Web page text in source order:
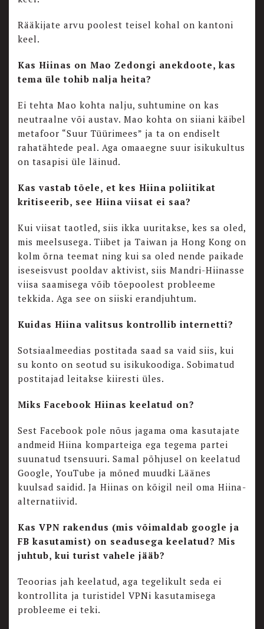
Rääkijate arvu poolest teisel kohal on kantoni
keel.
Kas Hiinas on Mao Zedongi anekdoote, kas
tema üle tohib nalja heita?
Ei tehta Mao kohta nalju, suhtumine on kas
neutraalne või austav. Mao kohta on siiani käibel
metafoor “Suur Tüürimees” ja ta on endiselt
rahatähtede peal. Aga omaaegne suur isikukultus
on tasapisi üle läinud.
Kas vastab tõele, et kes Hiina poliitikat
kritiseerib, see Hiina viisat ei saa?
Kui viisat taotled, siis ikka uuritakse, kes sa oled,
mis meelsusega. Tiibet ja Taiwan ja Hong Kong on
kolm õrna teemat ning kui sa oled nende paikade
iseseisvust pooldav aktivist, siis Mandri-Hiinasse
viisa saamisega võib tõepoolest probleeme
tekkida. Aga see on siiski erandjuhtum.
Kuidas Hiina valitsus kontrollib internetti?
Sotsiaalmeedias postitada saad sa vaid siis, kui
su konto on seotud su isikukoodiga. Sobimatud
postitajad leitakse kiiresti üles.
Miks Facebook Hiinas keelatud on?
Sest Facebook pole nõus jagama oma kasutajate
andmeid Hiina komparteiga ega tegema partei
suunatud tsensuuri. Samal põhjusel on keelatud
Google, YouTube ja mõned muudki Läänes
kuulsad saidid. Ja Hiinas on kõigil neil oma Hiina-
alternatiivid.
Kas VPN rakendus (mis võimaldab google ja
FB kasutamist) on seadusega keelatud? Mis
juhtub, kui turist vahele jääb?
Teoorias jah keelatud, aga tegelikult seda ei
kontrollita ja turistidel VPNi kasutamisega
probleeme ei teki.